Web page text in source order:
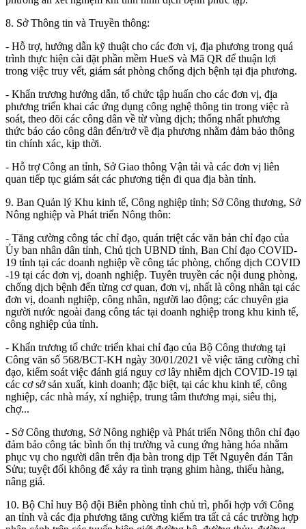
8. Sở Thông tin và Truyền thông:
- Hỗ trợ, hướng dẫn kỹ thuật cho các đơn vị, địa phương trong quá
trình thực hiện cài đặt phần mềm HueS và Mã QR để thuận lợi
trong việc truy vết, giám sát phòng chống dịch bệnh tại địa phương.
- Khẩn trương hướng dẫn, tổ chức tập huấn cho các đơn vị, địa
phương triển khai các ứng dụng công nghệ thông tin trong việc rà
soát, theo dõi các công dân về từ vùng dịch; thống nhất phương
thức báo cáo công dân đến/trở về địa phương nhằm đảm bảo thông
tin chính xác, kịp thời.
- Hỗ trợ Công an tỉnh, Sở Giao thông Vận tải và các đơn vị liên
quan tiếp tục giám sát các phương tiện đi qua địa bàn tỉnh.
9. Ban Quản lý Khu kinh tế, Công nghiệp tỉnh; Sở Công thương, Sở
Nông nghiệp và Phát triển Nông thôn:
- Tăng cường công tác chỉ đạo, quán triệt các văn bản chỉ đạo của
Ủy ban nhân dân tỉnh, Chủ tịch UBND tỉnh, Ban Chỉ đạo COVID-
19 tỉnh tại các doanh nghiệp về công tác phòng, chống dịch COVID
-19 tại các đơn vị, doanh nghiệp. Tuyên truyền các nội dung phòng,
chống dịch bệnh đến từng cơ quan, đơn vị, nhất là công nhân tại các
đơn vị, doanh nghiệp, công nhân, người lao động; các chuyên gia
người nước ngoài đang công tác tại doanh nghiệp trong khu kinh tế,
công nghiệp của tỉnh.
- Khẩn trương tổ chức triển khai chỉ đạo của Bộ Công thương tại
Công văn số 568/BCT-KH ngày 30/01/2021 về việc tăng cường chỉ
đạo, kiểm soát việc đánh giá nguy cơ lây nhiễm dịch COVID-19 tại
các cơ sở sản xuất, kinh doanh; đặc biệt, tại các khu kinh tế, công
nghiệp, các nhà máy, xí nghiệp, trung tâm thương mại, siêu thị,
chợ...
- Sở Công thương, Sở Nông nghiệp và Phát triển Nông thôn chỉ đạo
đảm bảo công tác bình ổn thị trường và cung ứng hàng hóa nhằm
phục vụ cho người dân trên địa bàn trong dịp Tết Nguyên đán Tân
Sửu; tuyệt đối không để xảy ra tình trạng ghim hàng, thiếu hàng,
nâng giá.
10. Bộ Chỉ huy Bộ đội Biên phòng tỉnh chủ trì, phối hợp với Công
an tỉnh và các địa phương tăng cường kiểm tra tất cả các trường hợp